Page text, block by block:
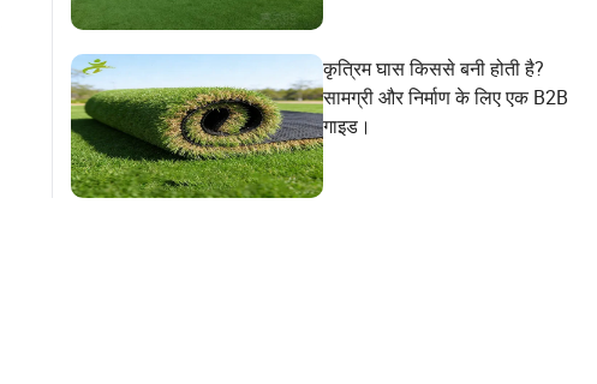
कृत्रिम घास किससे बनी होती है?
सामग्री और निर्माण के लिए एक B2B
गाइड।